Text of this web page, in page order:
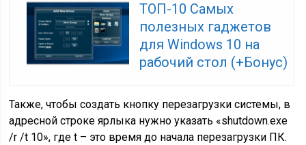
ТОП-10 Самых
полезных гаджетов
для Windows 10 на
рабочий стол (+Бонус)
Также, чтобы создать кнопку перезагрузки системы, в
адресной строке ярлыка нужно указать «shutdown.exe
/r /t 10», где t – это время до начала перезагрузки ПК.